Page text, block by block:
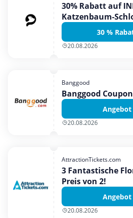
30% Rabatt auf
Katzenbaum-
30 %
20.08.2026
Banggood
Banggood
20.08.2026
AttractionTickets.com
3 Fantastische
Preis von 2!
20.08.2026